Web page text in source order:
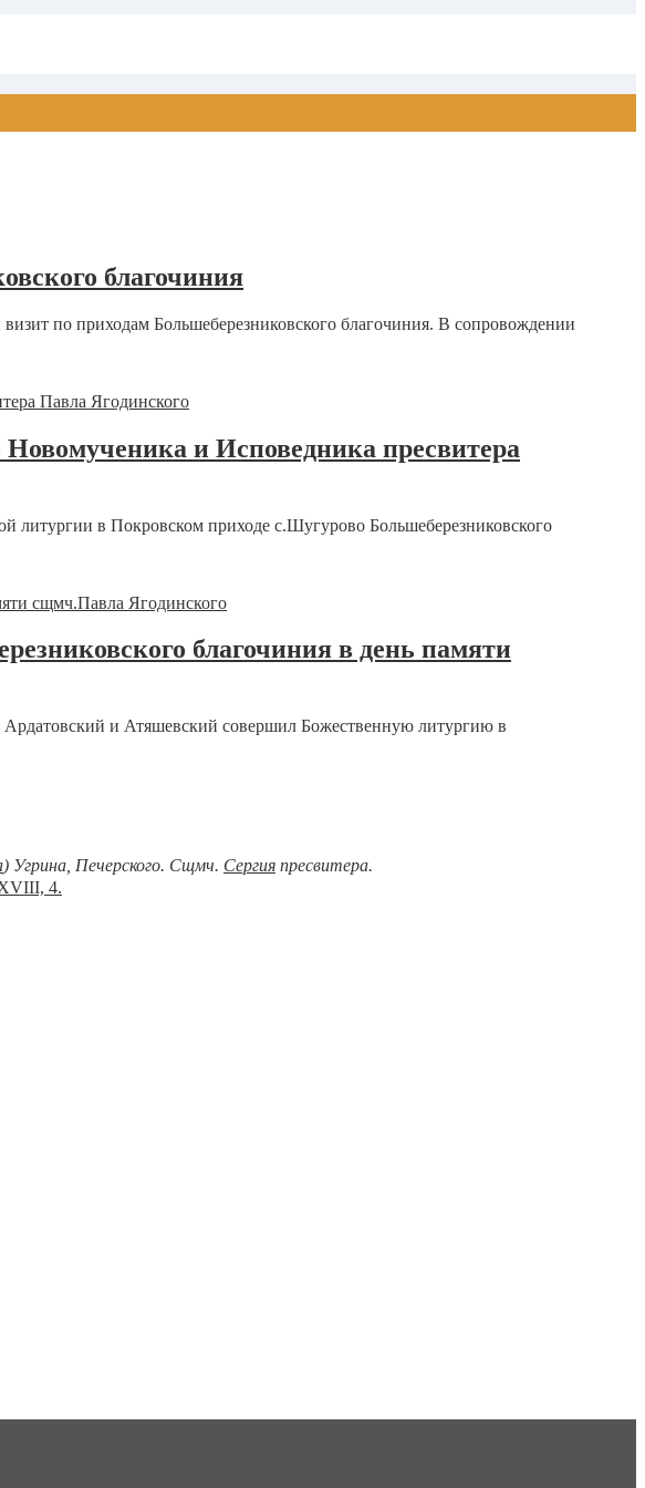
благочиния
по приходам Большеберезниковского благочиния. В сопровождении
и Исповедника пресвитера
литургии в Покровском приходе с.Шугурово Большеберезниковского
благочиния в день памяти
и Атяшевский совершил Божественную литургию в
) Угрина, Печерского. Сщмч. Сергия пресвитера.
4.